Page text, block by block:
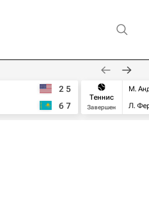
2 5
6 7
Теннис
Завершен
М.
Л.